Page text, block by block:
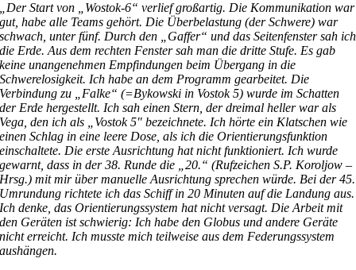
„Der Start von „Wostok-6“ verlief großartig. Die Kommunikation war
gut, habe alle Teams gehört. Die Überbelastung (der Schwere) war
schwach, unter fünf. Durch den „Gaffer“ und das Seitenfenster sah ich
die Erde. Aus dem rechten Fenster sah man die dritte Stufe. Es gab
keine unangenehmen Empfindungen beim Übergang in die
Schwerelosigkeit. Ich habe an dem Programm gearbeitet. Die
Verbindung zu „Falke“ (=Bykowski in Vostok 5) wurde im Schatten
der Erde hergestellt. Ich sah einen Stern, der dreimal heller war als
Vega, den ich als „Vostok 5″ bezeichnete. Ich hörte ein Klatschen wie
einen Schlag in eine leere Dose, als ich die Orientierungsfunktion
einschaltete. Die erste Ausrichtung hat nicht funktioniert. Ich wurde
gewarnt, dass in der 38. Runde die „20.“ (Rufzeichen S.P. Koroljow –
Hrsg.) mit mir über manuelle Ausrichtung sprechen würde. Bei der 45.
Umrundung richtete ich das Schiff in 20 Minuten auf die Landung aus.
Ich denke, das Orientierungssystem hat nicht versagt. Die Arbeit mit
den Geräten ist schwierig: Ich habe den Globus und andere Geräte
nicht erreicht. Ich musste mich teilweise aus dem Federungssystem
aushängen.